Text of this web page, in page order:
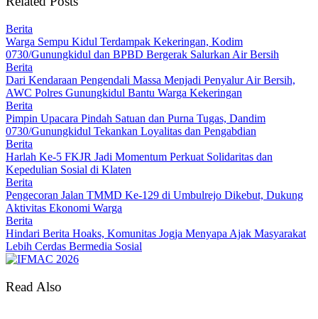
Berita
Warga Sempu Kidul Terdampak Kekeringan, Kodim
0730/Gunungkidul dan BPBD Bergerak Salurkan Air Bersih
Berita
Dari Kendaraan Pengendali Massa Menjadi Penyalur Air Bersih,
AWC Polres Gunungkidul Bantu Warga Kekeringan
Berita
Pimpin Upacara Pindah Satuan dan Purna Tugas, Dandim
0730/Gunungkidul Tekankan Loyalitas dan Pengabdian
Berita
Harlah Ke-5 FKJR Jadi Momentum Perkuat Solidaritas dan
Kepedulian Sosial di Klaten
Berita
Pengecoran Jalan TMMD Ke-129 di Umbulrejo Dikebut, Dukung
Aktivitas Ekonomi Warga
Berita
Hindari Berita Hoaks, Komunitas Jogja Menyapa Ajak Masyarakat
Lebih Cerdas Bermedia Sosial
Read Also